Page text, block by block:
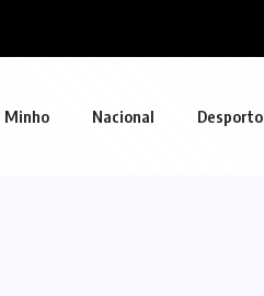
Minho Nacional Desporto